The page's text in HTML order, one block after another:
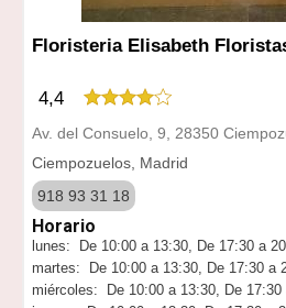
Floristeria Elisabeth
4,4
Av. del Consuelo, 9, 28350
Ciempozuelos, Madrid
918 93 31 18
Horario
lunes: De 10:00 a 13:30, De 17:30 a
martes: De 10:00 a 13:30, De 17:30 a
miércoles: De 10:00 a 13:30, De 17:30